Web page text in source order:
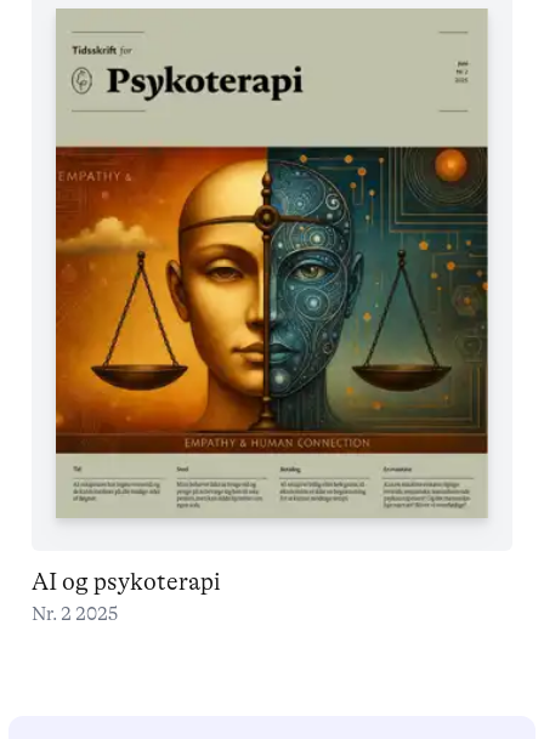
AI og psykoterapi
Nr. 2 2025